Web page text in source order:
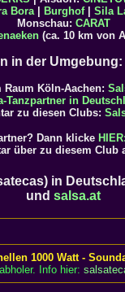
Bora| Burghof| Sila
Monschau: CARAT
(ca. 10 km von
in der Umgebung:
Raum Köln-Aachen:
Tanzpartner in
zu diesen Clubs:
Dann klicke
über zu diesem Club
in
und salsa.at
1000 Watt -
Info hier: